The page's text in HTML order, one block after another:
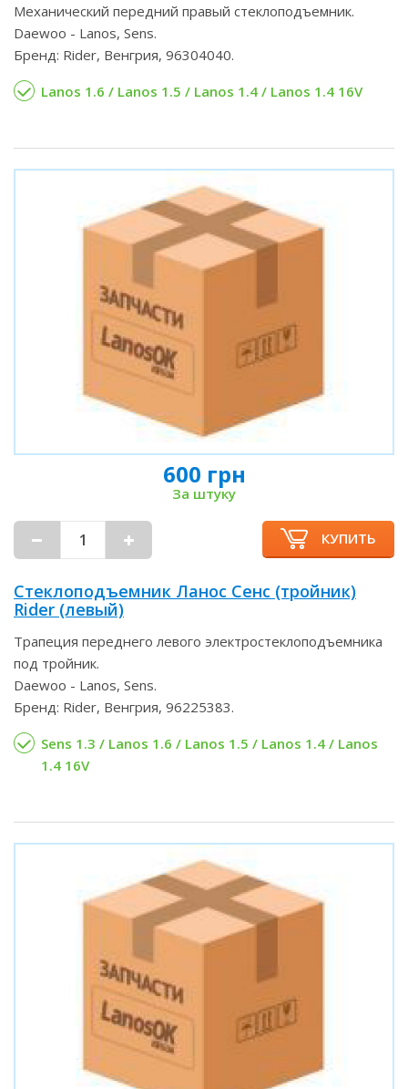
Механический передний правый стеклоподъемник.
Daewoo - Lanos, Sens.
Бренд: Rider, Венгрия, 96304040.
Lanos 1.6 / Lanos 1.5 / Lanos 1.4 / Lanos 1.4 16V
600 грн
За штуку
КУПИТЬ
Стеклоподъемник Ланос Сенс (тройник)
Rider (левый)
Трапеция переднего левого электростеклоподъемника
под тройник.
Daewoo - Lanos, Sens.
Бренд: Rider, Венгрия, 96225383.
Sens 1.3 / Lanos 1.6 / Lanos 1.5 / Lanos 1.4 / Lanos
1.4 16V